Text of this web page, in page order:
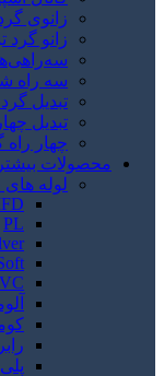
زانوی گرد 90 و 45
زانو گرد تبدیلی
سه‌راهی‌های
سه راه شلواره
تبدیل
تبدیل
چهار راه گرد 90 و
محصولات بیشتر
لوله
PL
رابر